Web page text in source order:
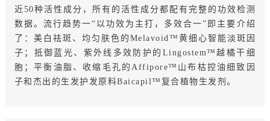
近50种活性成分，所有的活性成分都配有完整的功效检测
数据。流行趋势一“以功效为主打，多效合一”即主要介绍
了：美白祛斑、均匀肤色的Melavoid™黄细心智能淡斑因
子；抵御蓝光、紫外线多效防护的Lingostem™越橘干细
胞；平衡油脂、收缩毛孔的Affipore™山布枯控油细致因
子和杰出的生发护发原料Baicapil™复合植物生发剂。